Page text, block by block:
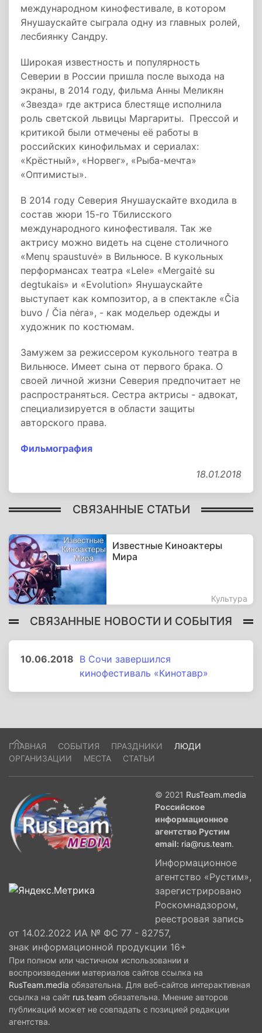
международном кинофестивале, в котором
Янушаускайте сыграла одну из главных ролей,
лесбиянку Сандру.
Широкая известность и популярность
Северии в России пришла после выхода на
экраны, в 2014 году, фильма Анны Меликян
«Звезда» где актриса блестяще исполнила
роль светской львицы Маргариты. Прессой и
критикой были отмечены её работы в
российских кинофильмах и сериалах:
«Крёстный», «Норвег», «Рыба-мечта»
«Оптимисты».
В 2014 году Северия Янушаускайте входила в
состав жюри 15-го Тбилисского
международного кинофестиваля. Так же
актрису можно видеть на сцене столичного
«Menų spaustuvė» в Вильнюсе. В кукольных
перформансах театра «Lele» «Mergaitė su
degtukais» и «Evolution» Янушаускайте
выступает как композитор, а в спектакле «Čia
buvo / Čia nėra», - как модельер одежды и
художник по костюмам.
Замужем за режиссером кукольного театра в
Вильнюсе. Имеет сына от первого брака. О
своей личной жизни Северия предпочитает не
распространяться. Сестра актрисы - адвокат,
специализируется в области защиты
авторского права.
Фильмография
18.01.2018
СВЯЗАННЫЕ СТАТЬИ
Известные Киноактеры
Мира
Культура
СВЯЗАННЫЕ НОВОСТИ И СОБЫТИЯ
10.06.2018 В Сочи завершился
кинофестиваль «Кинотавр»
ГЛАВНАЯ СОБЫТИЯ ПРАЗДНИКИ
ЛЮДИ
ОРГАНИЗАЦИИ
МЕСТА СТАТЬИ
© 2021 RusTeam.media
Российское
информационное
агентство Рустим
email: ria@rus.team.
Информационное
агентство «Рустим»,
зарегистрировано
Роскомнадзором,
реестровая запись
от 14.02.2022 ИА № ФС 77 - 82757,
знак информационной продукции 16+
При полном или частичном использовании и
воспроизведении материалов сайтов ссылка на
RusTeam.media обязательна. Для веб-сайтов интерактивная
ссылка на сайт rus.team обязательна. Мнение авторов
публикаций может не совпадать с позицией редакции
агентства.